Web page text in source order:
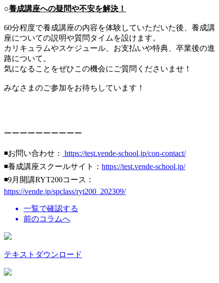
○養成講座への疑問や不安を解決！
60分程度で養成講座の内容を体験していただいた後、養成講
座についての説明や質問タイムを設けます。
カリキュラムやスケジュール、お支払いや特典、卒業後の進
路について。
気になることをぜひこの機会にご質問くださいませ！
みなさまのご参加をお待ちしています！
ーーーーーーーーーー
◾️お問い合わせ：
https://test.vende-school.jp/con-contact/
◾️養成講座スクールサイト： https://test.vende-school.jp/
◾️9月開講RYT200コース：
https://vende.jp/spclass/ryt200_202309/
一覧で確認する
前のコラムへ
テキストダウンロード